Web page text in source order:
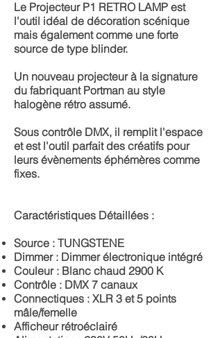
Le Projecteur P1 RETRO LAMP est
l'outil idéal de décoration scénique
mais également comme une forte
source de type blinder.
Un nouveau projecteur à la signature
du fabriquant Portman au style
halogène rétro assumé.
Sous contrôle DMX, il remplit l'espace
et est l'outil parfait des créatifs pour
leurs évènements éphémères comme
fixes.
Caractéristiques Détaillées :
Source : TUNGSTENE
Dimmer : Dimmer électronique intégré
Couleur : Blanc chaud 2900 K
Contrôle : DMX 7 canaux
Connectiques : XLR 3 et 5 points
mâle/femelle
Afficheur rétroéclairé